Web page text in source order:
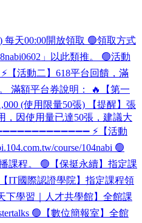
每天00:00開放領取 🟢領取方式
」以此類推。 🟢活動
⚡【活動二】618平台回饋，滿
滿額平台券說明： 🔥【第一
(使用限量50張) 【提醒】張
，因使用量已達50張，建議大
⚡【活動
course/104nabi 🟢
課程。 🟢【保挺永續】指定課
【IT國際認證學院】指定課程領
下學習｜人才共學館】全館課
🟢【數位簡報室】全館